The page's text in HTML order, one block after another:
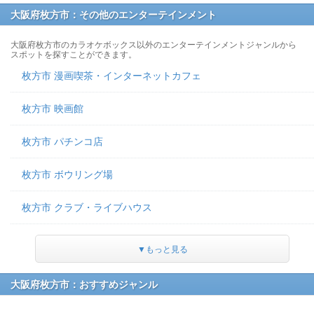
大阪府枚方市：その他のエンターテインメント
大阪府枚方市のカラオケボックス以外のエンターテインメントジャンルから
スポットを探すことができます。
枚方市 漫画喫茶・インターネットカフェ
枚方市 映画館
枚方市 パチンコ店
枚方市 ボウリング場
枚方市 クラブ・ライブハウス
▼もっと見る
大阪府枚方市：おすすめジャンル